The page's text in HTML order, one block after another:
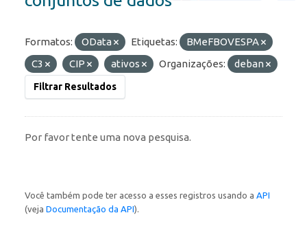
Formatos: OData Etiquetas:
BMeFBOVESPA
C3
CIP ativos Organizações: deban
Filtrar Resultados
Por favor tente uma nova pesquisa.
Você também pode ter acesso a esses registros usando a API
(veja Documentação da API).